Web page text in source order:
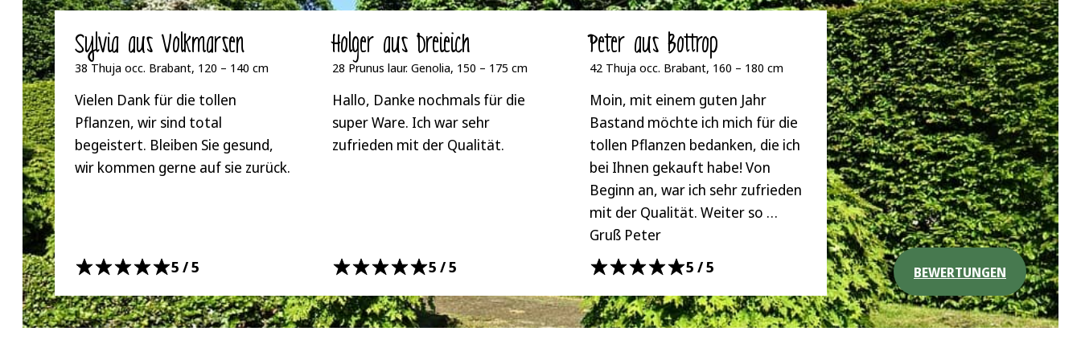
Sylvia aus Volkmarsen
38 Thuja occ. Brabant, 120 – 140 cm
Vielen Dank für die tollen
Pflanzen, wir sind total
begeistert. Bleiben Sie gesund,
wir kommen gerne auf sie zurück.
5/5
Holger aus Dreieich
28 Prunus laur. Genolia, 150 – 175 cm
Hallo, Danke nochmals für die
super Ware. Ich war sehr
zufrieden mit der Qualität.
5/5
Peter aus Bottrop
42 Thuja occ. Brabant, 160 – 180 cm
Moin, mit einem guten Jahr
Bastand möchte ich mich für die
tollen Pflanzen bedanken, die ich
bei Ihnen gekauft habe! Von
Beginn an, war ich sehr zufrieden
mit der Qualität. Weiter so …
Gruß Peter
5/5
BEWERTUNGEN